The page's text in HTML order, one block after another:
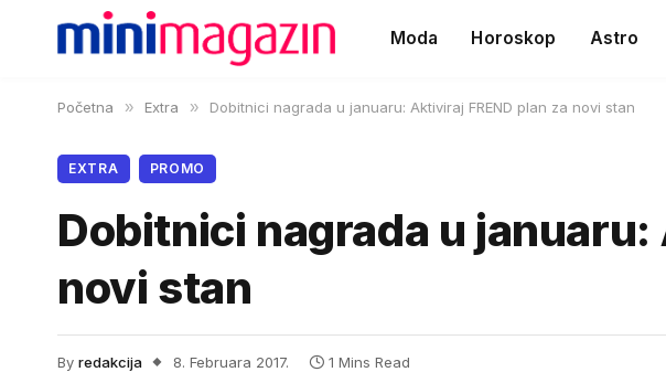
Moda Horoskop Astro
Početna » Extra » Dobitnici nagrada u januaru: Aktiviraj FREND plan za novi stan
EXTRA PROMO
Dobitnici nagrada u januaru:
novi stan
By redakcija 8. Februara 2017. 1 Mins Read